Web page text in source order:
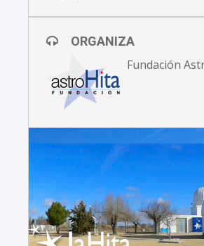
ORGANIZA
Fundación